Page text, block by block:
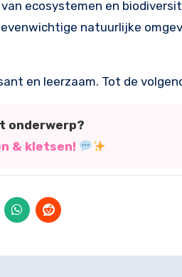
ecosystemen en
natuurlijke
en leerzaam. Tot de
onderwerp?
& kletsen!